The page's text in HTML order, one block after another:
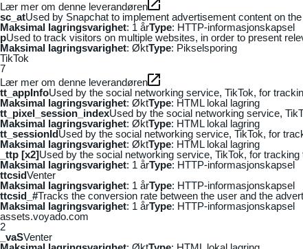
Lær mer om denne leverandøren
sc_atUsed by Snapchat to implement advertisement content on
Maksimal lagringsvarighet: 1 årType: HTTP-informasjonskapsel
pUsed to track visitors on multiple websites, in order to present
Maksimal lagringsvarighet: ØktType: Pikselsporing
TikTok
7
Lær mer om denne leverandøren
tt_appInfoUsed by the social networking service, TikTok, for
Maksimal lagringsvarighet: ØktType: HTML lokal lagring
tt_pixel_session_indexUsed by the social networking service,
Maksimal lagringsvarighet: ØktType: HTML lokal lagring
tt_sessionIdUsed by the social networking service, TikTok, for
Maksimal lagringsvarighet: ØktType: HTML lokal lagring
_ttp [x2]Used by the social networking service, TikTok, for
Maksimal lagringsvarighet: 1 årType: HTTP-informasjonskapsel
ttcsidVenter
Maksimal lagringsvarighet: 1 årType: HTTP-informasjonskapsel
ttcsid_#Tracks the conversion rate between the user and the
Maksimal lagringsvarighet: 1 årType: HTTP-informasjonskapsel
assets.voyado.com
2
_vaSVenter